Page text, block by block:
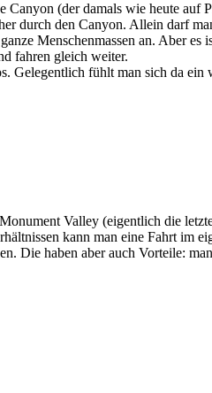
(der damals wie heute auf
durch den Canyon. Allein darf
Menschenmassen an. Aber es
fahren gleich weiter.
Gelegentlich fühlt man sich da ein
Valley (eigentlich die
kann man eine Fahrt im
Die haben aber auch Vorteile: